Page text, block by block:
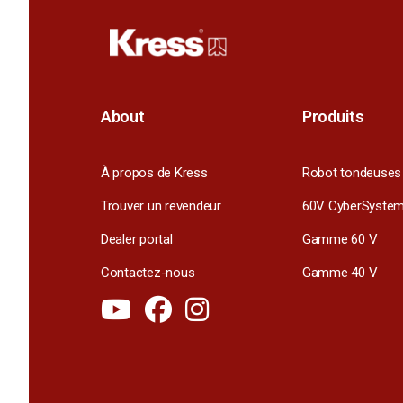
About
À propos de Kress
Trouver un revendeur
Dealer portal
Contactez-nous
Produits
Robot tondeuses
60V CyberSystem
Gamme 60 V
Gamme 40 V